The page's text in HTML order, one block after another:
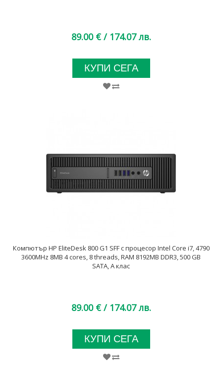
89.00 € / 174.07 лв.
КУПИ СЕГА
Компютър HP EliteDesk 800 G1 SFF с процесор Intel Core i7, 4790
3600MHz 8MB 4 cores, 8 threads, RAM 8192MB DDR3, 500 GB
SATA, А клас
89.00 € / 174.07 лв.
КУПИ СЕГА